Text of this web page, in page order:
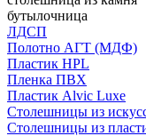
бутылочница
ЛДСП
Полотно АГТ (МДФ)
Пластик HPL
Пленка ПВХ
Пластик Alvic Luxe
Столешницы из
Столешницы из